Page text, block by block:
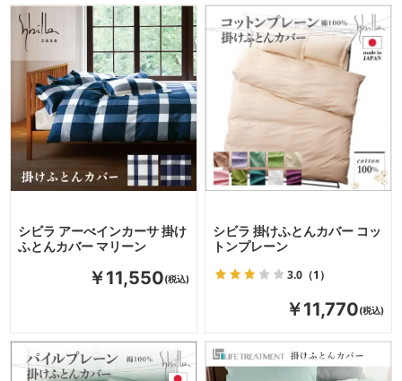
シビラ アーべインカーサ 掛け
ふとんカバー マリーン
￥11,550
シビラ 掛けふとんカバー コッ
トンプレーン
3.0（1）
￥11,770